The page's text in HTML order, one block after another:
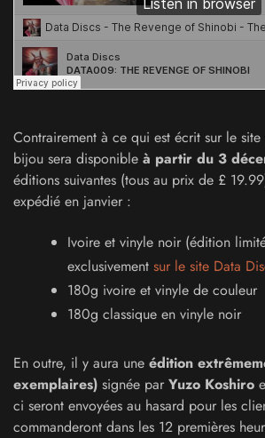
Contrairement à ce qui est écrit sur le
bijou sera disponible à partir du 3
éditions suivantes (tous au prix de £
expédié en janvier :
Ivoire et vinyle noir (édition
exclusivement sur le site Data
180g ivoire et vinyle de couleur
180g classique en vinyle noir
En outre, il y aura une édition
exemplaires) signée par Yuzo Koshiro
ci seront envoyées au hasard pour les
commanderont dans les 12 premières